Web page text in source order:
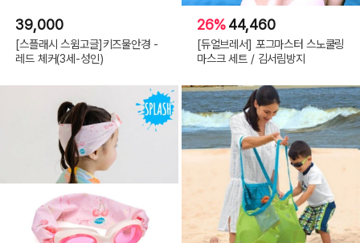
39,000
[스플래시 스윔고글]키즈물안경 -
레드 체커(3세-성인)
26%44,460
[듀얼브레서] 포그마스터 스노쿨링
마스크 세트 / 김서림방지